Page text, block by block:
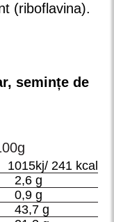
(riboflavina).
semințe de
1015kj/ 241 kcal
2,6 g
0,9 g
43,7 g